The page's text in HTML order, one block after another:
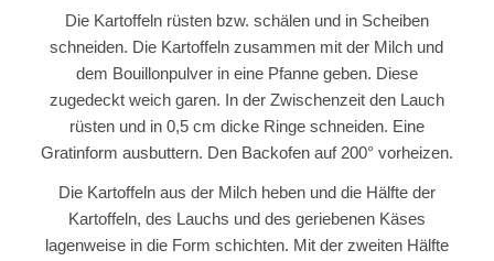
Die Kartoffeln rüsten bzw. schälen und in Scheiben
schneiden. Die Kartoffeln zusammen mit der Milch und
dem Bouillonpulver in eine Pfanne geben. Diese
zugedeckt weich garen. In der Zwischenzeit den Lauch
rüsten und in 0,5 cm dicke Ringe schneiden. Eine
Gratinform ausbuttern. Den Backofen auf 200° vorheizen.
Die Kartoffeln aus der Milch heben und die Hälfte der
Kartoffeln, des Lauchs und des geriebenen Käses
lagenweise in die Form schichten. Mit der zweiten Hälfte